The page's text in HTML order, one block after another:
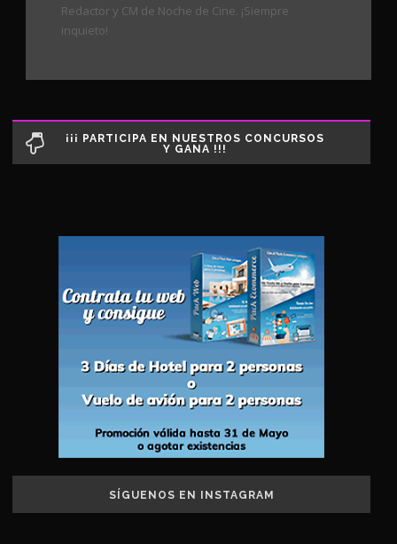
Redactor y CM de Noche de Cine. ¡Siempre
inquieto!
¡¡¡ PARTICIPA EN NUESTROS CONCURSOS
Y GANA !!!
SÍGUENOS EN INSTAGRAM